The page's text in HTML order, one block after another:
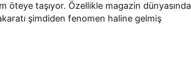
öteye taşıyor. Özellikle magazin dünyasında
şimdiden fenomen haline gelmiş